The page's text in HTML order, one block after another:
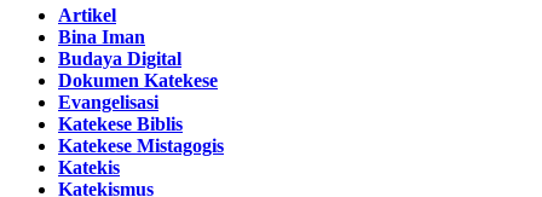
Artikel
Bina Iman
Budaya Digital
Dokumen Katekese
Evangelisasi
Katekese Biblis
Katekese Mistagogis
Katekis
Katekismus